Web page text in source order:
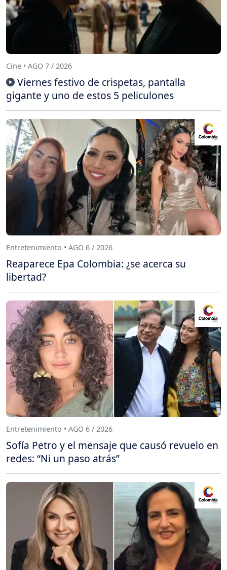
Cine • AGO 7 / 2026
Viernes festivo de crispetas, pantalla
gigante y uno de estos 5 peliculones
Entretenimiento • AGO 6 / 2026
Reaparece Epa Colombia: ¿se acerca su
libertad?
Entretenimiento • AGO 6 / 2026
Sofía Petro y el mensaje que causó revuelo en
redes: “Ni un paso atrás”